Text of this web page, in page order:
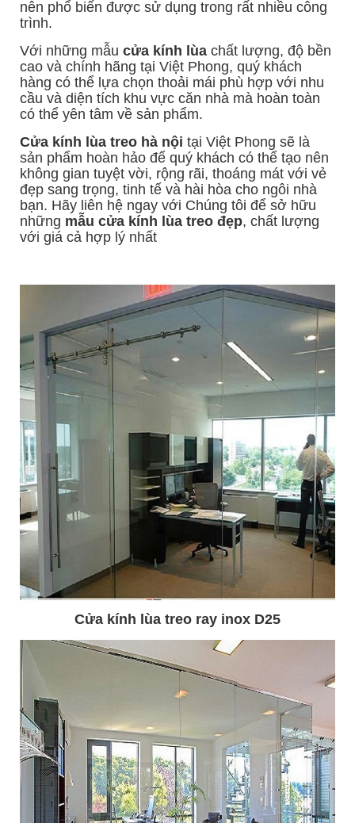
nên phổ biến được sử dụng trong rất nhiều công
trình.
Với những mẫu cửa kính lùa chất lượng, độ bền
cao và chính hãng tại Việt Phong, quý khách
hàng có thể lựa chọn thoải mái phù hợp với nhu
cầu và diện tích khu vực căn nhà mà hoàn toàn
có thể yên tâm về sản phẩm.
Cửa kính lùa treo hà nội tại Việt Phong sẽ là
sản phẩm hoàn hảo để quý khách có thể tạo nên
không gian tuyệt vời, rộng rãi, thoáng mát với vẻ
đẹp sang trọng, tinh tế và hài hòa cho ngôi nhà
bạn. Hãy liên hệ ngay với Chúng tôi để sở hữu
những mẫu cửa kính lùa treo đẹp, chất lượng
với giá cả hợp lý nhất
Cửa kính lùa treo ray inox D25